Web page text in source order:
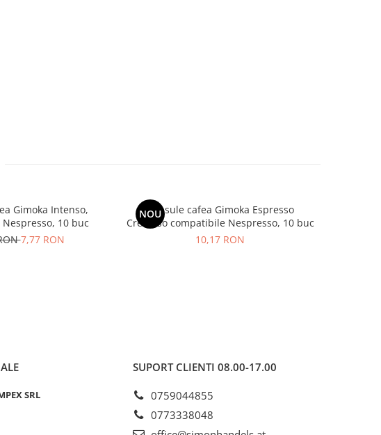
Gimoka Intenso,
Nespresso, 10 buc
7,77 RON
NOU
Capsule cafea Gimoka Espresso
Cremoso compatibile Nespresso, 10 buc
10,17 RON
SRL
SUPORT CLIENTI 08.00-17.00
0759044855
0773338048